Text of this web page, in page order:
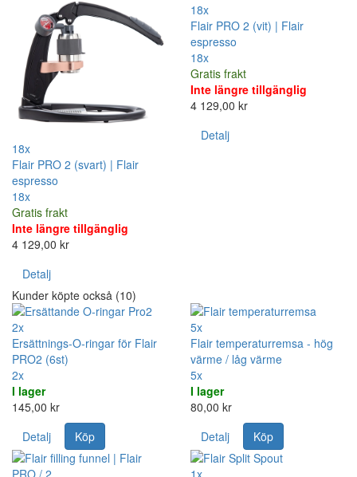
18x
Flair PRO 2 (svart) | Flair
espresso
18x
Gratis frakt
Inte längre tillgänglig
4 129,00 kr
Detalj
18x
Flair PRO 2 (vit) | Flair
espresso
18x
Gratis frakt
Inte längre tillgänglig
4 129,00 kr
Detalj
Kunder köpte också (10)
2x
Ersättnings-O-ringar för Flair
PRO2 (6st)
2x
I lager
145,00 kr
Detalj
Köp
5x
Flair temperaturremsa - hög
värme / låg värme
5x
I lager
80,00 kr
Detalj
Köp
1x